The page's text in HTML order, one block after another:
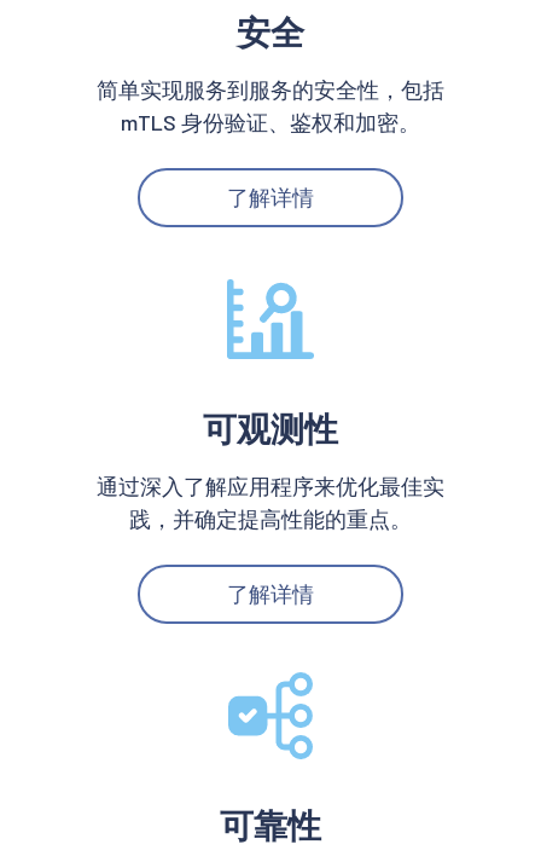
安全
简单实现服务到服务的安全性，包括
mTLS 身份验证、鉴权和加密。
了解详情
可观测性
通过深入了解应用程序来优化最佳实
践，并确定提高性能的重点。
了解详情
可靠性